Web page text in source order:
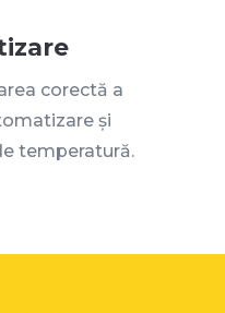
corectă a
și
temperatură.